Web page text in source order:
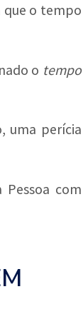
que o tempo
o tempo
uma perícia
com